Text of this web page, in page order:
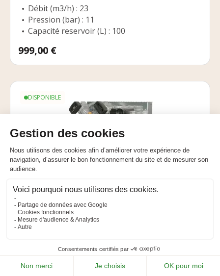
Débit (m3/h) : 23
Pression (bar) : 11
Capacité reservoir (L) : 100
Prix
999,00 €
DISPONIBLE
Compresseur
Débit (m3/h) : 17